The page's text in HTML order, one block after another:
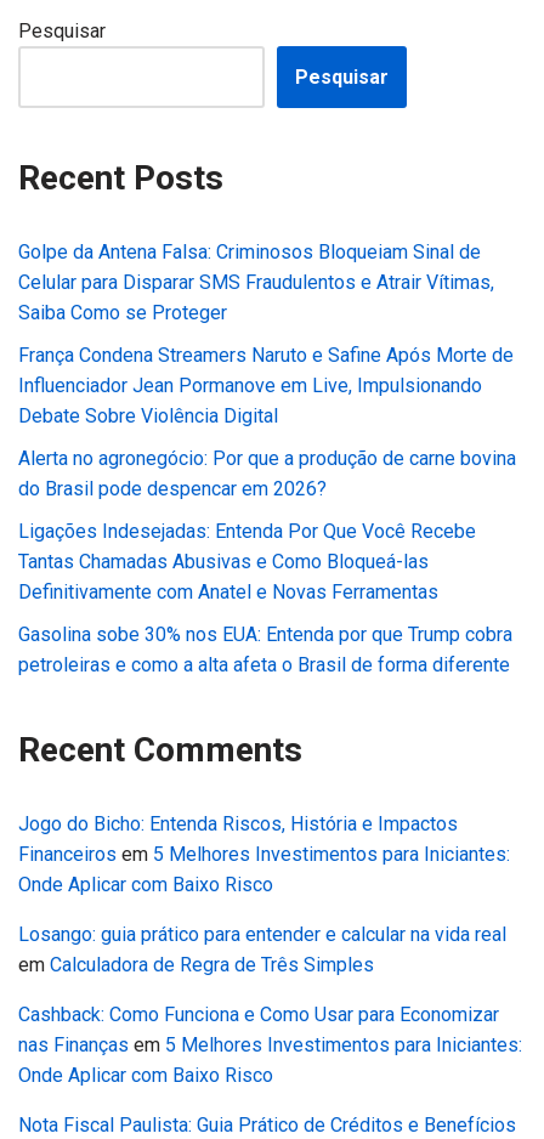
Pesquisar
Pesquisar
Recent Posts
Golpe da Antena Falsa: Criminosos Bloqueiam Sinal de
Celular para Disparar SMS Fraudulentos e Atrair Vítimas,
Saiba Como se Proteger
França Condena Streamers Naruto e Safine Após Morte de
Influenciador Jean Pormanove em Live, Impulsionando
Debate Sobre Violência Digital
Alerta no agronegócio: Por que a produção de carne bovina
do Brasil pode despencar em 2026?
Ligações Indesejadas: Entenda Por Que Você Recebe
Tantas Chamadas Abusivas e Como Bloqueá-las
Definitivamente com Anatel e Novas Ferramentas
Gasolina sobe 30% nos EUA: Entenda por que Trump cobra
petroleiras e como a alta afeta o Brasil de forma diferente
Recent Comments
Jogo do Bicho: Entenda Riscos, História e Impactos
Financeiros em 5 Melhores Investimentos para Iniciantes:
Onde Aplicar com Baixo Risco
Losango: guia prático para entender e calcular na vida real
em Calculadora de Regra de Três Simples
Cashback: Como Funciona e Como Usar para Economizar
nas Finanças em 5 Melhores Investimentos para Iniciantes:
Onde Aplicar com Baixo Risco
Nota Fiscal Paulista: Guia Prático de Créditos e Benefícios